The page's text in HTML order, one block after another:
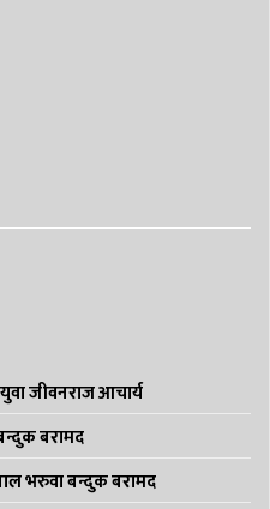
जीवनराज आचार्य
बरामद
भरुवा बन्दुक बरामद